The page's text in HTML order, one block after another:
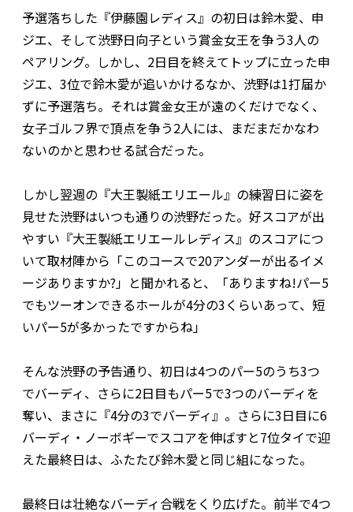
予選落ちした『伊藤園レディス』の初日は鈴木愛、申
ジエ、そして渋野日向子という賞金女王を争う3人の
ペアリング。しかし、2日目を終えてトップに立った申
ジエ、3位で鈴木愛が追いかけるなか、渋野は1打届か
ずに予選落ち。それは賞金女王が遠のくだけでなく、
女子ゴルフ界で頂点を争う2人には、まだまだかなわ
ないのかと思わせる試合だった。
しかし翌週の『大王製紙エリエール』の練習日に姿を
見せた渋野はいつも通りの渋野だった。好スコアが出
やすい『大王製紙エリエールレディス』のスコアにつ
いて取材陣から「このコースで20アンダーが出るイメ
ージありますか?」と聞かれると、「ありますね!パー5
でもツーオンできるホールが4分の3くらいあって、短
いパー5が多かったですからね」
そんな渋野の予告通り、初日は4つのパー5のうち3つ
でバーディ、さらに2日目もパー5で3つのバーディを
奪い、まさに『4分の3でバーディ』。さらに3日目に6
バーディ・ノーボギーでスコアを伸ばすと7位タイで迎
えた最終日は、ふたたび鈴木愛と同じ組になった。
最終日は壮絶なバーディ合戦をくり広げた。前半で4つ